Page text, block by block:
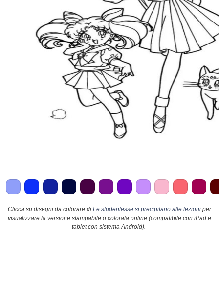
Clicca su disegni da colorare di Le studentesse si precipitano alle lezioni per
visualizzare la versione stampabile o colorala online (compatibile con iPad e
tablet con sistema Android).